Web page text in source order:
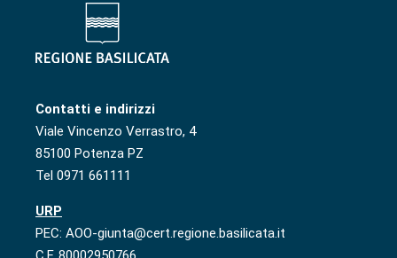
Contatti e indirizzi
Viale Vincenzo Verrastro, 4
85100 Potenza PZ
Tel 0971 661111
URP
PEC: AOO-giunta@cert.regione.basilicata.it